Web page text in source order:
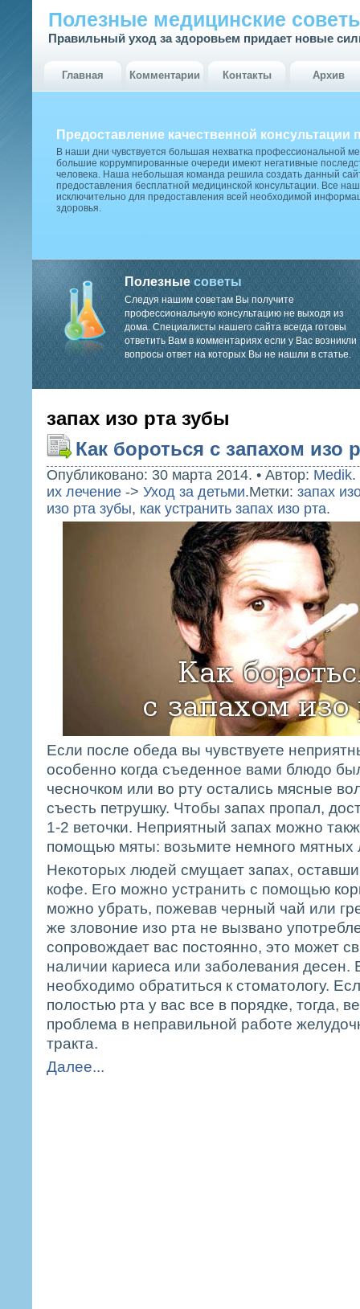
Полезные медицинские
Правильный уход за здоровьем придает новые
Главная Комментарии Контакты Архив
Предоставление качественной консультации
В наши дни чувствуется большая нехватка профессиональной
большие коррумпированные очереди имеют негативные
человека. Наша небольшая команда решила создать данный
предоставления бесплатной медицинской консультации. Все
исключительно для предоставления всей необходимой
здоровья.
Полезныесоветы
Следуя нашим советам Вы получите
профессиональную консультацию не выходя из
дома. Специалисты нашего сайта всегда готовы
ответить Вам в комментариях если у Вас возникли
вопросы ответ на которых Вы не нашли в статье.
запах изо рта зубы
Как бороться с запахом изо
Опубликовано: 30 марта 2014. • Автор: Medik.
их лечение -> Уход за детьми.Метки: запах
изо рта зубы, как устранить запах изо рта.
Если после обеда вы чувствуете
особенно когда съеденное вами блюдо
чесночком или во рту остались мясные
съесть петрушку. Чтобы запах пропал,
1-2 веточки. Неприятный запах можно
помощью мяты: возьмите немного мятных
Некоторых людей смущает запах,
кофе. Его можно устранить с помощью
можно убрать, пожевав черный чай или
же зловоние изо рта не вызвано
сопровождает вас постоянно, это может
наличии кариеса или заболевания десен.
необходимо обратиться к стоматологу.
полостью рта у вас все в порядке, тогда,
проблема в неправильной работе
тракта.
Далее...